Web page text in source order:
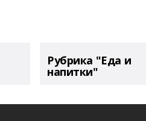
Рубрика "Еда и
напитки"